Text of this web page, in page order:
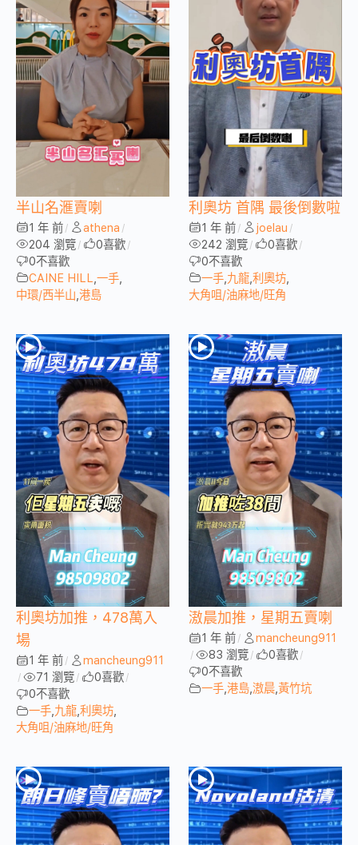
半山名滙賣喇
1 年 前 / athena /
204 瀏覽 / 0喜歡 /
0不喜歡
CAINE HILL 一手
中環/西半山 港島
利奧坊 首隅 最後倒數啦
1 年 前 / joelau /
242 瀏覽 / 0喜歡 /
0不喜歡
一手 九龍 利奧坊
大角咀/油麻地/旺角
利奧坊加推，478萬入
場
1 年 前 / mancheung911
/ 71 瀏覽 / 0喜歡 /
0不喜歡
一手 九龍 利奧坊
大角咀/油麻地/旺角
滶晨加推，星期五賣喇
1 年 前 / mancheung911
/ 83 瀏覽 / 0喜歡 /
0不喜歡
一手 港島 滶晨 黃竹坑